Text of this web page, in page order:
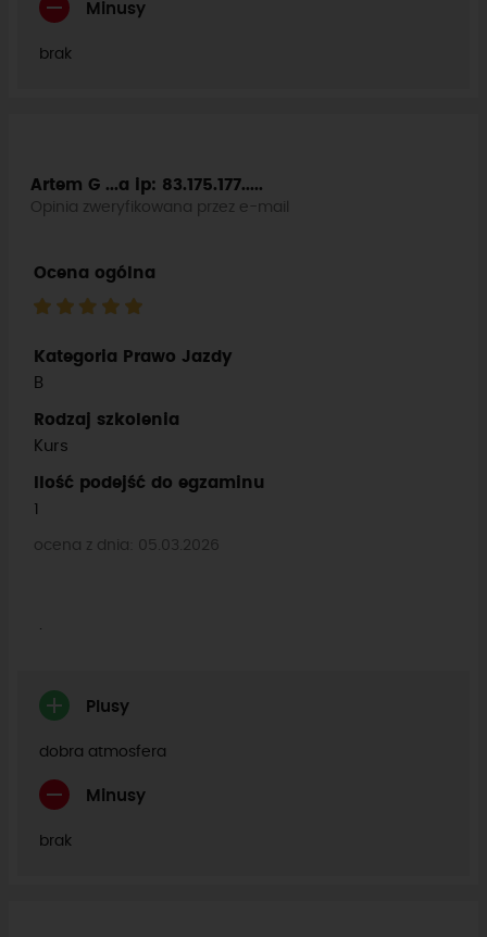
Minusy
brak
Ocena ogólna
Kategoria Prawo Jazdy
B
Rodzaj szkolenia
Kurs
Ilość podejść do egzaminu
1
ocena z dnia: 05.03.2026
Artem G ...a ip: 83.175.177.....
Opinia zweryfikowana przez e-mail
.
Plusy
dobra atmosfera
Minusy
brak